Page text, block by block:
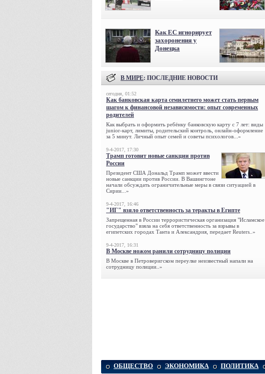
Как ЕС игнорирует
захоронения у
Донецка
В МИРЕ: ПОСЛЕДНИЕ НОВОСТИ
сегодня, 01:52
Как банковская карта семилетнего может стать первым
шагом к финансовой независимости: опыт современных
родителей
Как выбрать и оформить ребёнку банковскую карту с 7 лет: виды
junior-карт, лимиты, родительский контроль, онлайн-оформление
за 5 минут. Личный опыт семей и советы психологов...»
9-4-2017, 17:30
Трамп готовит новые санкции против
России
Президент США Дональд Трамп может ввести
новые санкции против России. В Вашингтоне
начали обсуждать ограничительные меры в связи ситуацией в
Сирии...»
9-4-2017, 16:46
"ИГ" взяло ответственность за теракты в Египте
Запрещенная в России террористическая организация "Исламское
государство" взяла на себя ответственность за взрывы в
египетских городах Танта и Александрия, передает Reuters..»
9-4-2017, 16:31
В Москве ножом ранили сотрудницу полиции
В Москве в Петроверигском переулке неизвестный напали на
сотрудницу полиции..»
ОБЩЕСТВО ЭКОНОМИКА ПОЛИТИКА